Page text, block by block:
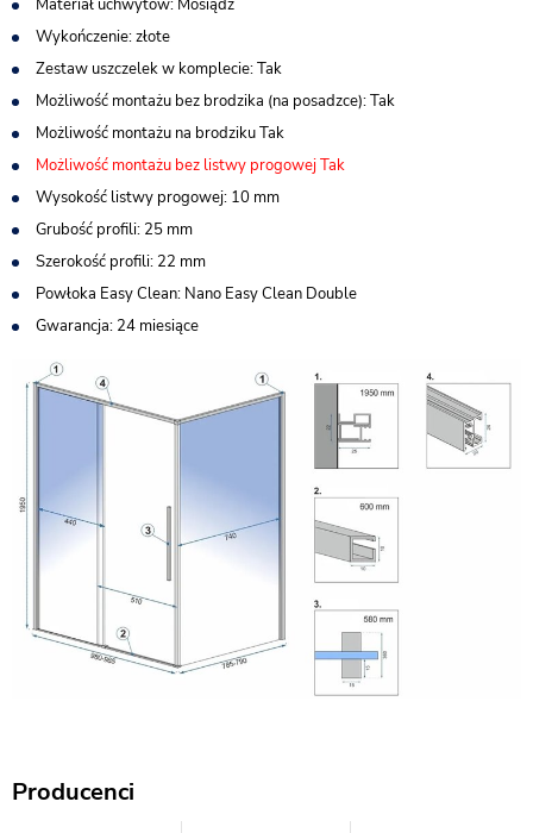
Materiał uchwytów: Mosiądz
Wykończenie: złote
Zestaw uszczelek w komplecie: Tak
Możliwość montażu bez brodzika (na posadzce): Tak
Możliwość montażu na brodziku Tak
Możliwość montażu bez listwy progowej Tak
Wysokość listwy progowej: 10 mm
Grubość profili: 25 mm
Szerokość profili: 22 mm
Powłoka Easy Clean: Nano Easy Clean Double
Gwarancja: 24 miesiące
Producenci